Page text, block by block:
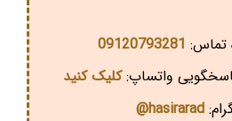
تماس: 09120793281
واتساپ:کلیک کنید
hasirarad@